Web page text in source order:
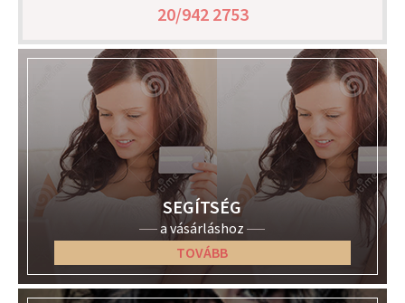
20/942 2753
SEGÍTSÉG
a vásárláshoz
TOVÁBB